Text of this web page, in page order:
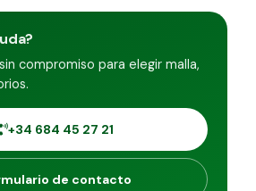
compromiso para elegir malla,
+34 684 45 27 21
de contacto